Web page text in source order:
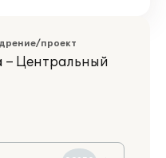
проект
– Центральный